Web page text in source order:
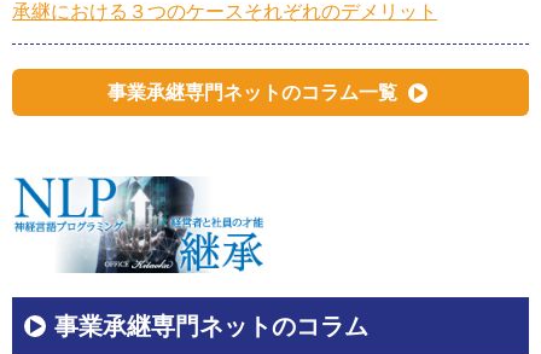
承継における３つのケースそれぞれのデメリット
事業承継専門ネットのコラム一覧
事業承継専門ネットのコラム